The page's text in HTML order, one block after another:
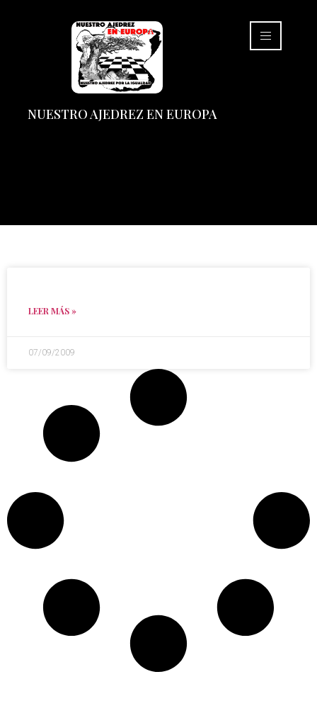
NUESTRO AJEDREZ EN EUROPA
LEER MÁS »
07/09/2009